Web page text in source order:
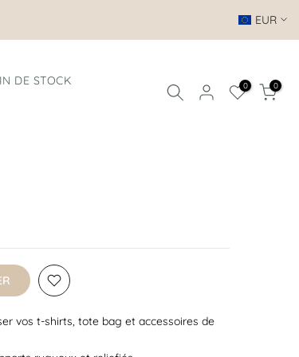
EUR
DE STOCK
0 0
vos t-shirts, tote bag et accessoires de